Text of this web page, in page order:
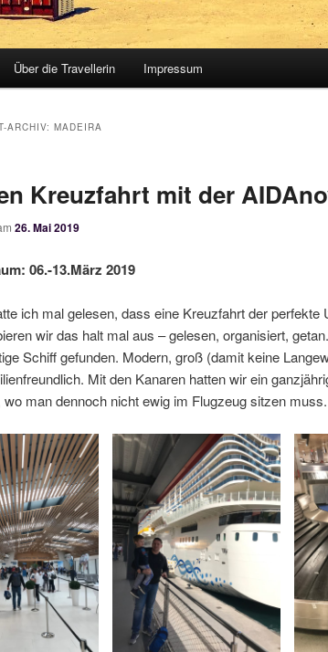
Über die Travellerin Impressum
ARCHIV: MADEIRA
Kreuzfahrt mit der
26. Mai 2019
06.-13.März 2019
ich mal gelesen, dass eine Kreuzfahrt der perfekte
wir das halt mal aus – gelesen, organisiert,
Schiff gefunden. Modern, groß (damit keine
Mit den Kanaren hatten wir ein
man dennoch nicht ewig im Flugzeug sitzen muss.